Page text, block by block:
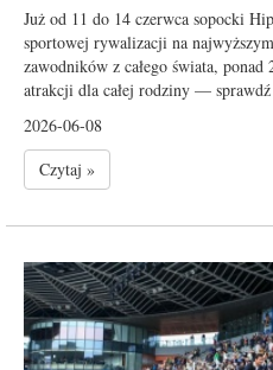
Już od 11 do 14 czerwca sopocki
sportowej rywalizacji na
zawodników z całego świata,
atrakcji dla całej rodziny —
2026-06-08
Czytaj »